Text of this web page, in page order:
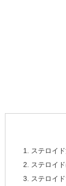
ステロイ
ステロイ
ステロイ